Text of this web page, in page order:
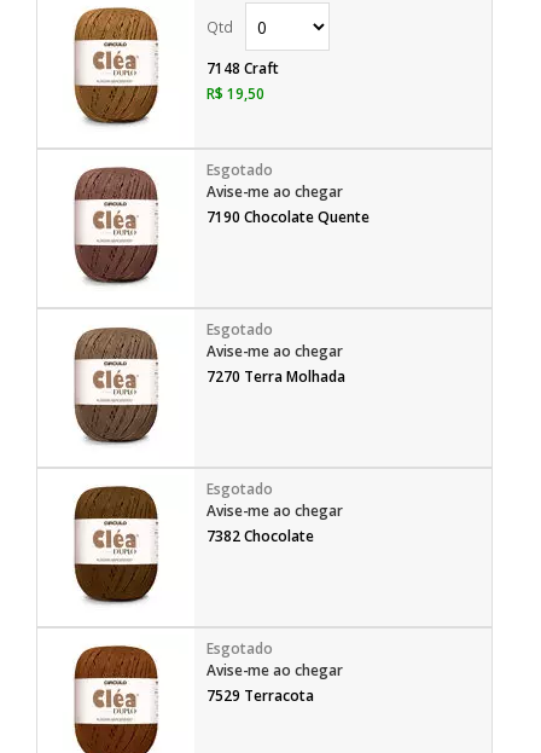
7148 Craft
R$ 19,50
Avise-me ao chegar
7190 Chocolate Quente
Avise-me ao chegar
7270 Terra Molhada
Avise-me ao chegar
7382 Chocolate
Avise-me ao chegar
7529 Terracota